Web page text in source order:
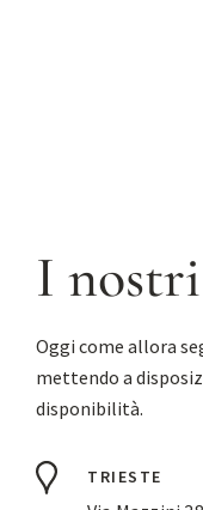
I
Oggi come allora
mettendo a
disponibilità.
TRIESTE